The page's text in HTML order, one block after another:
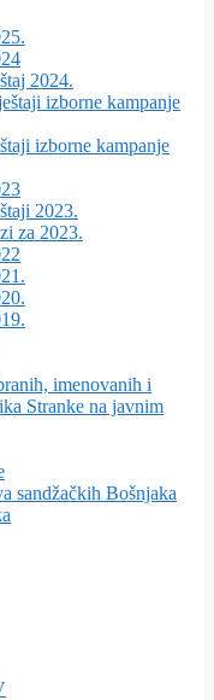
2024.
izborne kampanje
izborne kampanje
2023.
za 2023.
imenovanih i
Stranke na javnim
sandžačkih Bošnjaka